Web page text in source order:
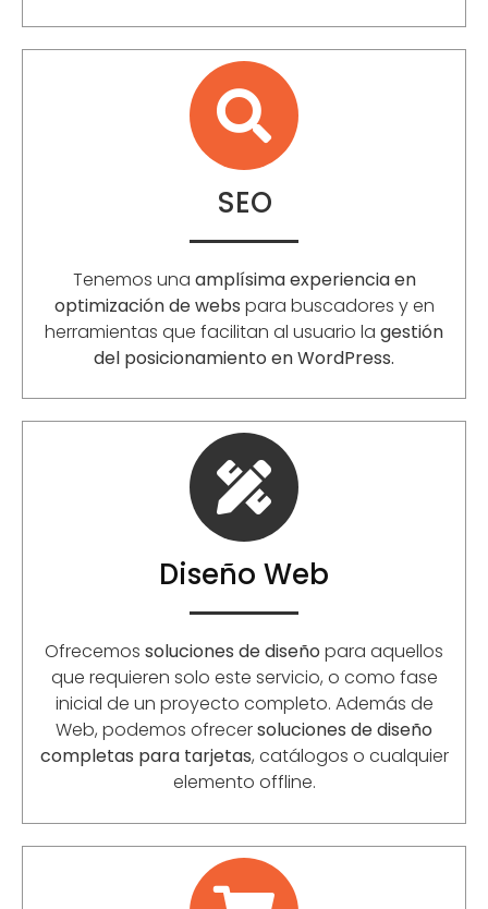
SEO
Tenemos una amplísima experiencia en
optimización de webs para buscadores y en
herramientas que facilitan al usuario la gestión
del posicionamiento en WordPress.
Diseño Web
Ofrecemos soluciones de diseño para aquellos
que requieren solo este servicio, o como fase
inicial de un proyecto completo. Además de
Web, podemos ofrecersoluciones de diseño
completas para tarjetas, catálogos o cualquier
elemento offline.